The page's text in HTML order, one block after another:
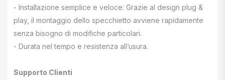
- Installazione semplice e veloce: Grazie al design plug &
play, il montaggio dello specchietto avviene rapidamente
senza bisogno di modifiche particolari.
- Durata nel tempo e resistenza all’usura.
Supporto Clienti